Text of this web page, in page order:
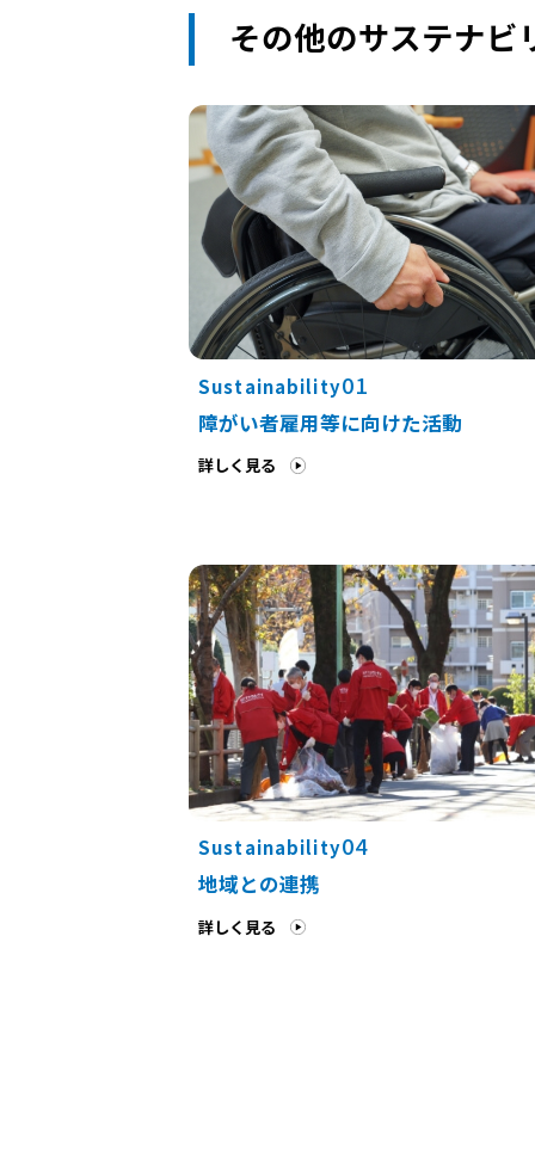
その他のサステナビ
Sustainability01
障がい者雇用等に向けた活動
詳しく見る
Sustainability04
地域との連携
詳しく見る